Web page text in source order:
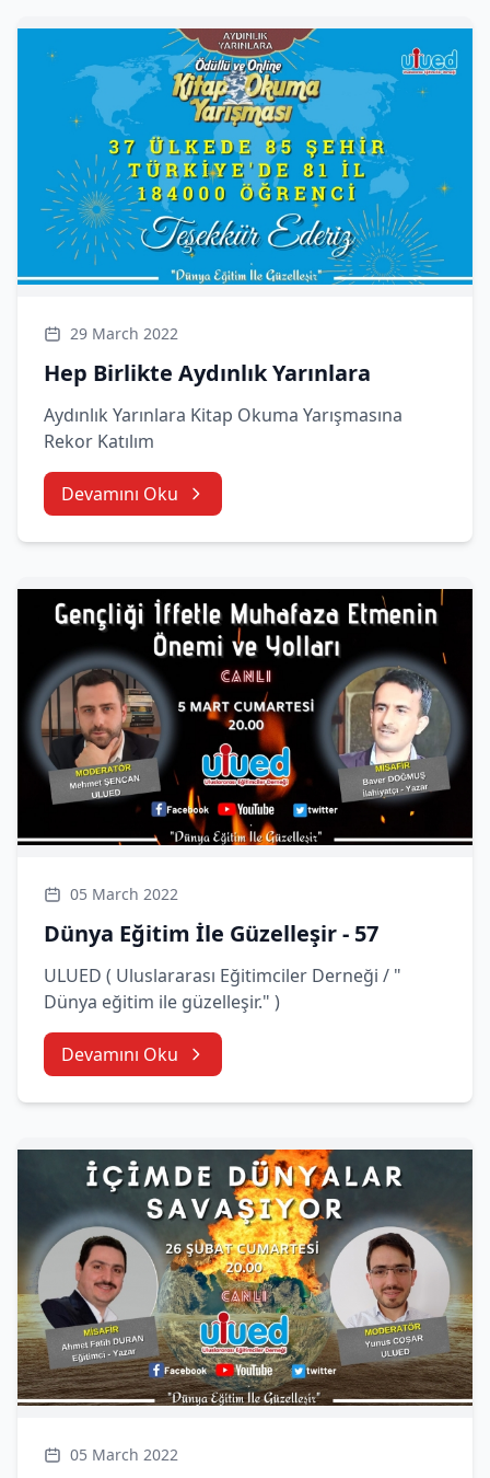
29 March 2022
Hep Birlikte Aydınlık Yarınlara
Aydınlık Yarınlara Kitap Okuma Yarışmasına
Rekor Katılım
Devamını Oku
05 March 2022
Dünya Eğitim İle Güzelleşir - 57
ULUED ( Uluslararası Eğitimciler Derneği / "
Dünya eğitim ile güzelleşir." )
Devamını Oku
05 March 2022